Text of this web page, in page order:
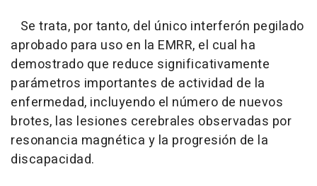
Se trata, por tanto, del único interferón pegilado
aprobado para uso en la EMRR, el cual ha
demostrado que reduce significativamente
parámetros importantes de actividad de la
enfermedad, incluyendo el número de nuevos
brotes, las lesiones cerebrales observadas por
resonancia magnética y la progresión de la
discapacidad.